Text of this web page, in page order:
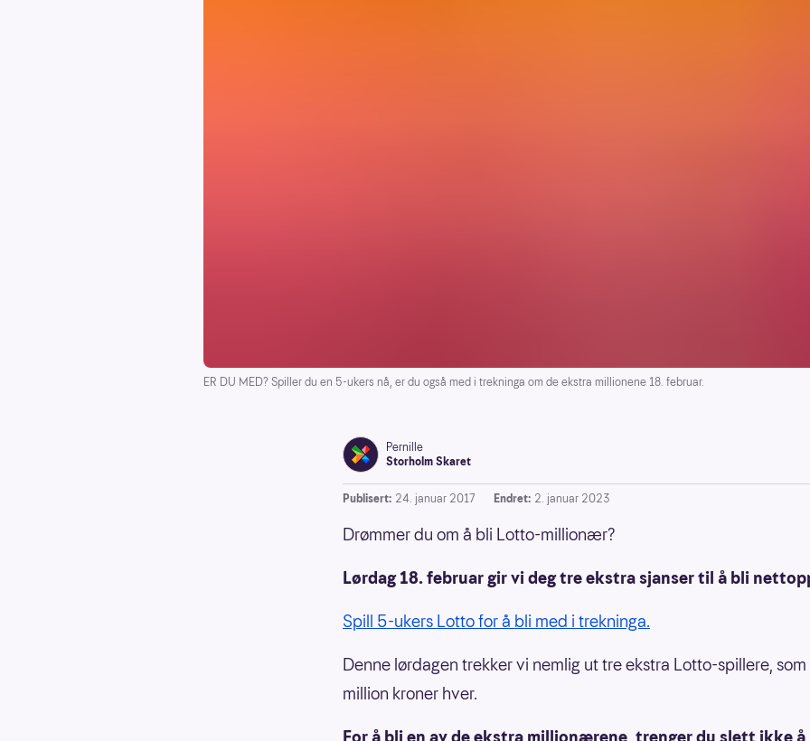
ER DU MED? Spiller du en 5-ukers nå, er du også med i trekninga om de ekstra millionene 18. februar.
Pernille
Storholm Skaret
Publisert: 24. januar 2017 Endret: 2. januar 2023
Drømmer du om å bli Lotto-millionær?
Lørdag 18. februar gir vi deg tre ekstra sjanser til å bli
Spill 5-ukers Lotto for å bli med i trekninga.
Denne lørdagen trekker vi nemlig ut tre ekstra Lotto-spillere,
million kroner hver.